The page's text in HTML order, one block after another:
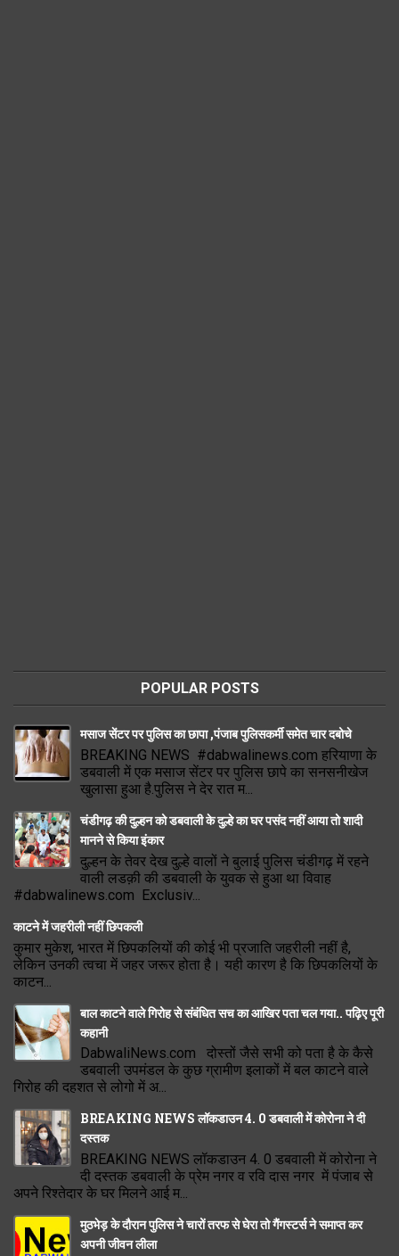
POPULAR POSTS
मसाज सेंटर पर पुलिस का छापा ,पंजाब पुलिसकर्मी समेत चार दबोचे
BREAKING NEWS #dabwalinews.com हरियाणा के
डबवाली में एक मसाज सेंटर पर पुलिस छापे का सनसनीखेज
खुलासा हुआ है.पुलिस ने देर रात म...
चंडीगढ़ की दुल्हन को डबवाली के दुल्हे का घर पसंद नहीं आया तो शादी
मानने से किया इंकार
दुल्हन के तेवर देख दुल्हे वालों ने बुलाई पुलिस चंडीगढ़ में रहने
वाली लडक़ी की डबवाली के युवक से हुआ था विवाह
#dabwalinews.com Exclusiv...
काटने में जहरीली नहीं छिपकली
कुमार मुकेश, भारत में छिपकलियों की कोई भी प्रजाति जहरीली नहीं है,
लेकिन उनकी त्वचा में जहर जरूर होता है। यही कारण है कि छिपकलियों के
काटन...
बाल काटने वाले गिरोह से संबंधित सच का आखिर पता चल गया.. पढ़िए पूरी
कहानी
DabwaliNews.com दोस्तों जैसे सभी को पता है के कैसे
डबवाली उपमंडल के कुछ ग्रामीण इलाकों में बल काटने वाले
गिरोह की दहशत से लोगो में अ...
BREAKING NEWS लॉकडाउन 4. 0 डबवाली में कोरोना ने दी
दस्तक
BREAKING NEWS लॉकडाउन 4. 0 डबवाली में कोरोना ने
दी दस्तक डबवाली के प्रेम नगर व रवि दास नगर में पंजाब से
अपने रिश्तेदार के घर मिलने आई म...
मुठभेड़ के दौरान पुलिस ने चारों तरफ से घेरा तो गैंगस्टर्स ने समाप्त कर
अपनी जीवन लीला